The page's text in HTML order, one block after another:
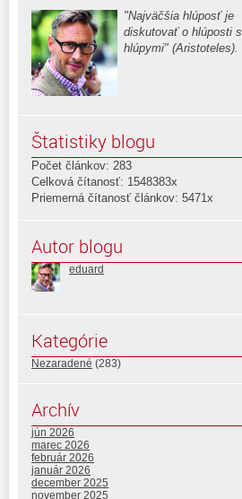
"Najväčšia hlúposť je
diskutovať o hlúposti s
hlúpymi" (Aristoteles).
Štatistiky blogu
Počet článkov: 283
Celková čítanosť: 1548383x
Priemerná čítanosť článkov: 5471x
Autor blogu
eduard
Kategórie
Nezaradené (283)
Archív
jún 2026
marec 2026
február 2026
január 2026
december 2025
november 2025